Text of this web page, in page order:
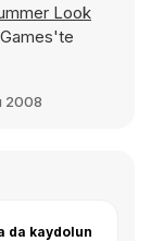
Look
2008
da kaydolun